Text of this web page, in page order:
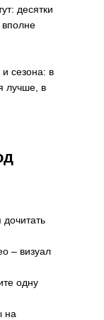
десятки
вполне
сезона: в
лучше, в
дочитать
– визуал
одну
на